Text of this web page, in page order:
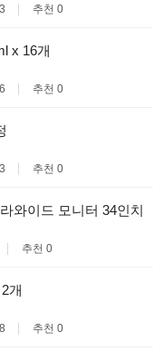
추천 0
x 16개
추천 0
추천 0
와이드 모니터 34인치
추천 0
개
추천 0